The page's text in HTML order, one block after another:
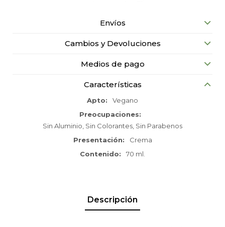
Envíos
Cambios y Devoluciones
Medios de pago
Características
Apto
Vegano
Preocupaciones
Sin Aluminio, Sin Colorantes, Sin Parabenos
Presentación
Crema
Contenido
70 ml.
Descripción